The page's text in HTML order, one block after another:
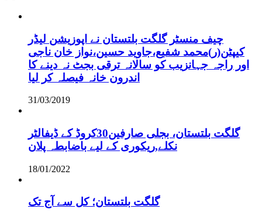
چیف منسٹر گلگت بلتستان نے اپوزیشن لیڈر
کیپٹن(ر)محمد شفیع،جاوید حسین،نواز خان ناجی
اور راجہ جہانزیب کو سالانہ ترقی بجٹ نہ دینے کا
اندرون خانہ فیصلہ کر لیا
31/03/2019
گلگت بلتستان، بجلی صارفین30کروڈ کے ڈیفالٹر
نکلے,ریکوری کے لیے باضابطہ پلان
18/01/2022
گلگت بلتستان؛ کل سے آج تک